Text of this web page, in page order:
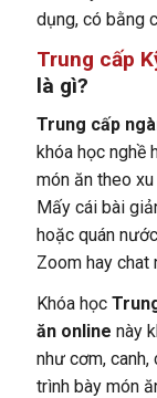
dụng, có bằng
Trung cấp
là gì?
Trung cấp
khóa học nghề
món ăn theo
Mấy cái bài
hoặc quán
Zoom hay chat
Khóa học
ăn online này
như cơm,
trình bày món